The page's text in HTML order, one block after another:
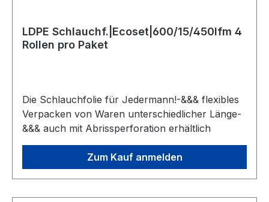
LDPE Schlauchf.|Ecoset|600/15/450lfm 4
Rollen pro Paket
Die Schlauchfolie für Jedermann!-&&& flexibles
Verpacken von Waren unterschiedlicher Länge-
&&& auch mit Abrissperforation erhältlich
Zum Kauf anmelden